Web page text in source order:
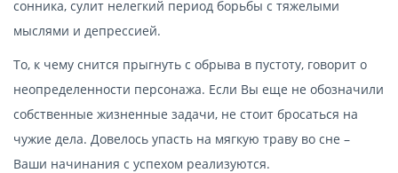
сонника, сулит нелегкий период борьбы с тяжелыми
мыслями и депрессией.
То, к чему снится прыгнуть с обрыва в пустоту, говорит о
неопределенности персонажа. Если Вы еще не обозначили
собственные жизненные задачи, не стоит бросаться на
чужие дела. Довелось упасть на мягкую траву во сне –
Ваши начинания с успехом реализуются.